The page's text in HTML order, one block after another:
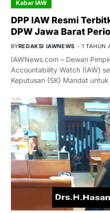
Kabar IAW
DPP IAW Resmi
DPW Jawa Barat
BYREDAKSI IAWNEWS 1 TAHUN
IAWNews.com – Dewan
Accountability Watch (IAW)
Keputusan (SK) Mandat